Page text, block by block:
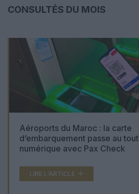
CONSULTÉS DU MOIS
Aéroports du Maroc : la carte
d’embarquement passe au tout
numérique avec Pax Check
LIRE L'ARTICLE